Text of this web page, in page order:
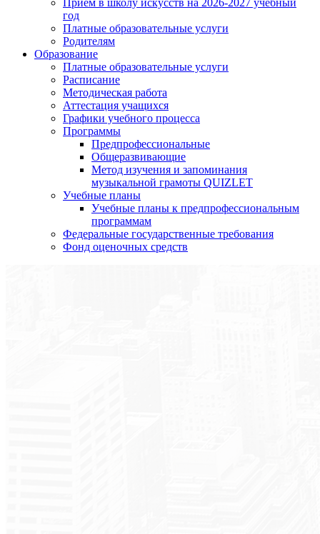
Прием в школу искусств на 2026-2027 учебный
год
Платные образовательные услуги
Родителям
Образование
Платные образовательные услуги
Расписание
Методическая работа
Аттестация учащихся
Графики учебного процесса
Программы
Предпрофессиональные
Общеразвивающие
Метод изучения и запоминания
музыкальной грамоты QUIZLET
Учебные планы
Учебные планы к предпрофессиональным
программам
Федеральные государственные требования
Фонд оценочных средств